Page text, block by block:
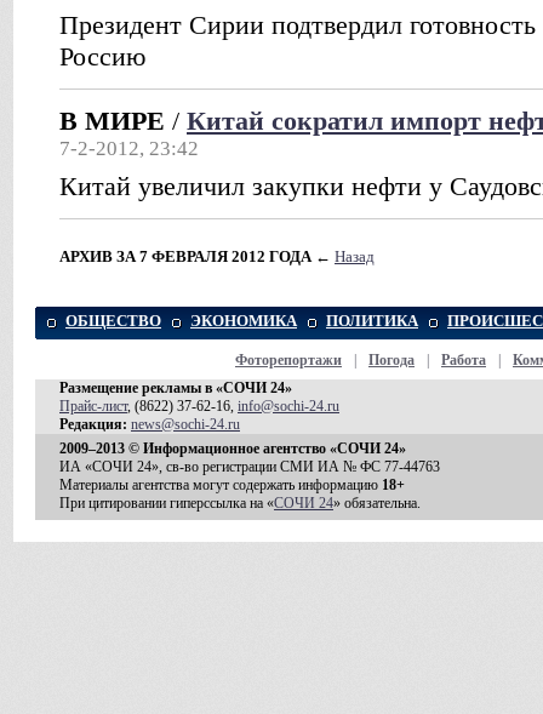
Президент Сирии подтвердил
Россию
В МИРЕ / Китай сократил импорт
7-2-2012, 23:42
Китай увеличил закупки нефти у
АРХИВ ЗА 7 ФЕВРАЛЯ 2012 ГОДА ← Назад
ОБЩЕСТВО ЭКОНОМИКА ПОЛИТИКА
Фоторепортажи Погода Работа
Размещение рекламы в «СОЧИ 24»
Прайс-лист, (8622) 37-62-16, info@sochi-24.ru
Редакция: news@sochi-24.ru
2009–2013 © Информационное агентство «СОЧИ 24»
ИА «СОЧИ 24», св-во регистрации СМИ ИА № ФС 77-44763
Материалы агентства могут содержать информацию 18+
При цитировании гиперссылка на «СОЧИ 24» обязательна.